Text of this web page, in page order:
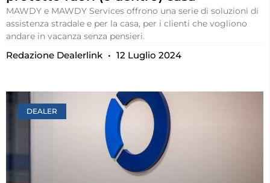
MAWDY e MAWDY Services offrono una serie di soluzioni di
assistenza stradale e per la casa, per i clienti che vogliono
andare in vacanza senza pensieri.
Redazione Dealerlink 12 Luglio 2024
DEALER